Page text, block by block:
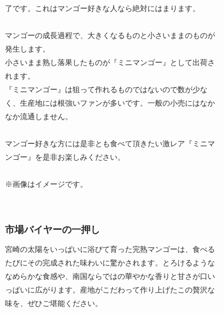
了です。これはマンゴー好きな人なら絶対にはまります。
マンゴーの成長過程で、大きくなるものと小さいままのものが
発生します。
小さいまま熟し落果したものが『ミニマンゴー』として出荷さ
れます。
『ミニマンゴー』は狙って作れるものではないので数が少な
く、生産地には根強いファンが多いです。一般の小売にはなか
なか流通しません。
マンゴー好きな方には是非とも食べて頂きたい激レア『ミニマ
ンゴー』を是非お楽しみください。
※画像はイメージです。
市場バイヤーの一押し
宮崎の太陽をいっぱいに浴びて育った完熟マンゴーは、食べる
たびにその完成された味わいに驚かされます。とろけるような
なめらかな食感や、南国ならではの華やかな香りと甘さが口い
っぱいに広がります。産地がこだわって作り上げたこの贅沢な
味を、ぜひご堪能ください。